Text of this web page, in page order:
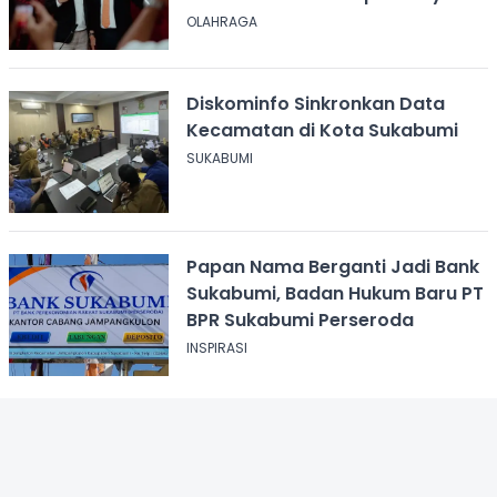
OLAHRAGA
Diskominfo Sinkronkan Data
Kecamatan di Kota Sukabumi
SUKABUMI
Papan Nama Berganti Jadi Bank
Sukabumi, Badan Hukum Baru PT
BPR Sukabumi Perseroda
INSPIRASI